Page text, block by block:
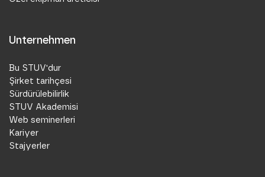
Unternehmen
Bu STUV'dur
Şirket tarihçesi
Sürdürülebilirlik
STUV Akademisi
Web seminerleri
Kariyer
Stajyerler